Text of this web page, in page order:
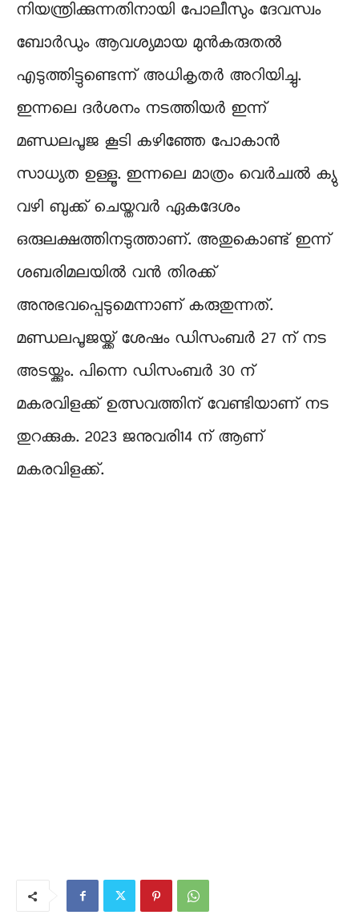
നിയന്ത്രിക്കുന്നതിനായി പോലീസും ദേവസ്വം
ബോർഡും ആവശ്യമായ മുൻകരുതൽ
എടുത്തിട്ടുണ്ടെന്ന് അധികൃതർ അറിയിച്ചു.
ഇന്നലെ ദർശനം നടത്തിയർ ഇന്ന്
മണ്ഡലപൂജ കൂടി കഴിഞ്ഞേ പോകാൻ
സാധ്യത ഉള്ളൂ. ഇന്നലെ മാത്രം വെർച്വൽ ക്യു
വഴി ബുക്ക് ചെയ്തവർ ഏകദേശം
ഒരുലക്ഷത്തിനടുത്താണ്. അതുകൊണ്ട് ഇന്ന്
ശബരിമലയിൽ വൻ തിരക്ക്
അനുഭവപ്പെടുമെന്നാണ് കരുതുന്നത്.
മണ്ഡലപൂജയ്ക്ക് ശേഷം ഡിസംബർ 27 ന് നട
അടയ്ക്കും. പിന്നെ ഡിസംബർ 30 ന്
മകരവിളക്ക് ഉത്സവത്തിന് വേണ്ടിയാണ് നട
തുറക്കുക. 2023 ജനുവരി14 ന് ആണ്
മകരവിളക്ക്.